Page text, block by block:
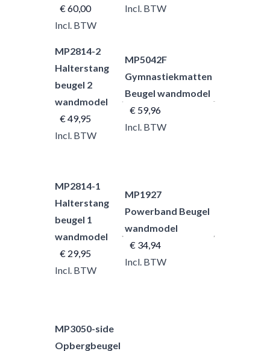
€ 60,00
Incl. BTW
Incl. BTW
MP2814-2
Halterstang
beugel 2
wandmodel
€ 49,95
Incl. BTW
MP5042F
Gymnastiekmatten
Beugel wandmodel
€ 59,96
Incl. BTW
MP2814-1
Halterstang
beugel 1
wandmodel
€ 29,95
Incl. BTW
MP1927
Powerband Beugel
wandmodel
€ 34,94
Incl. BTW
MP3050-side
Opbergbeugel